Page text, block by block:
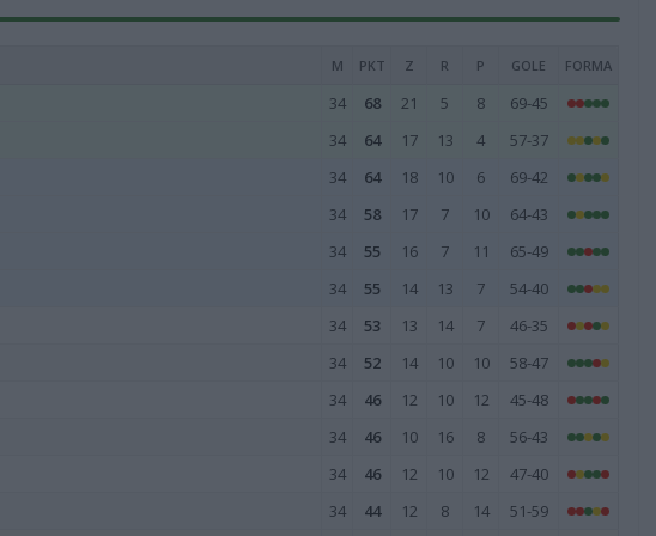
M PKT Z R P GOLE FORMA
34 68 21 5 8 69-45
34 64 17 13 4 57-37
34 64 18 10 6 69-42
34 58 17 7 10 64-43
34 55 16 7 11 65-49
34 55 14 13 7 54-40
34 53 13 14 7 46-35
34 52 14 10 10 58-47
34 46 12 10 12 45-48
34 46 10 16 8 56-43
34 46 12 10 12 47-40
34 44 12 8 14 51-59